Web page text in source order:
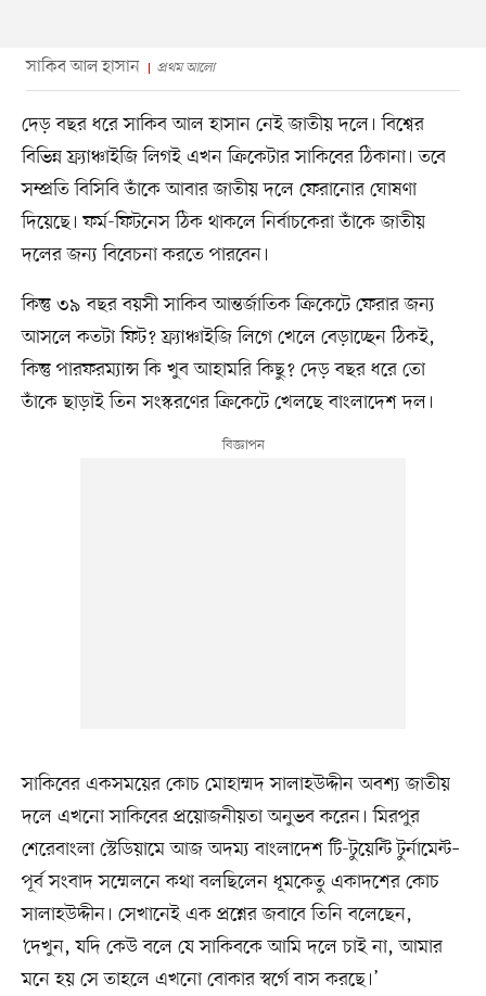
সাকিব আল হাসান প্রথম আলো
দেড় বছর ধরে সাকিব আল হাসান নেই জাতীয় দলে। বিশ্বের
বিভিন্ন ফ্র্যাঞ্চাইজি লিগই এখন ক্রিকেটার সাকিবের ঠিকানা। তবে
সম্প্রতি বিসিবি তাঁকে আবার জাতীয় দলে ফেরানোর ঘোষণা
দিয়েছে। ফর্ম-ফিটনেস ঠিক থাকলে নির্বাচকেরা তাঁকে জাতীয়
দলের জন্য বিবেচনা করতে পারবেন।
কিন্তু ৩৯ বছর বয়সী সাকিব আন্তর্জাতিক ক্রিকেটে ফেরার জন্য
আসলে কতটা ফিট? ফ্র্যাঞ্চাইজি লিগে খেলে বেড়াচ্ছেন ঠিকই,
কিন্তু পারফরম্যান্স কি খুব আহামরি কিছু? দেড় বছর ধরে তো
তাঁকে ছাড়াই তিন সংস্করণের ক্রিকেটে খেলছে বাংলাদেশ দল।
সাকিবের একসময়ের কোচ মোহাম্মদ সালাহউদ্দীন অবশ্য জাতীয়
দলে এখনো সাকিবের প্রয়োজনীয়তা অনুভব করেন। মিরপুর
শেরেবাংলা স্টেডিয়ামে আজ অদম্য বাংলাদেশ টি-টুয়েন্টি টুর্নামেন্ট–
পূর্ব সংবাদ সম্মেলনে কথা বলছিলেন ধূমকেতু একাদশের কোচ
সালাহউদ্দীন। সেখানেই এক প্রশ্নের জবাবে তিনি বলেছেন,
‘দেখুন, যদি কেউ বলে যে সাকিবকে আমি দলে চাই না, আমার
মনে হয় সে তাহলে এখনো বোকার স্বর্গে বাস করছে।’